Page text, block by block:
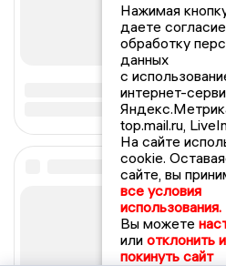
Нажимая
даете
обработку
данных
с
интернет-
top.mail.ru,
На сайте
cookie.
сайте, вы
все условия
использования.
Вы можете
или отклонить и
покинуть сайт